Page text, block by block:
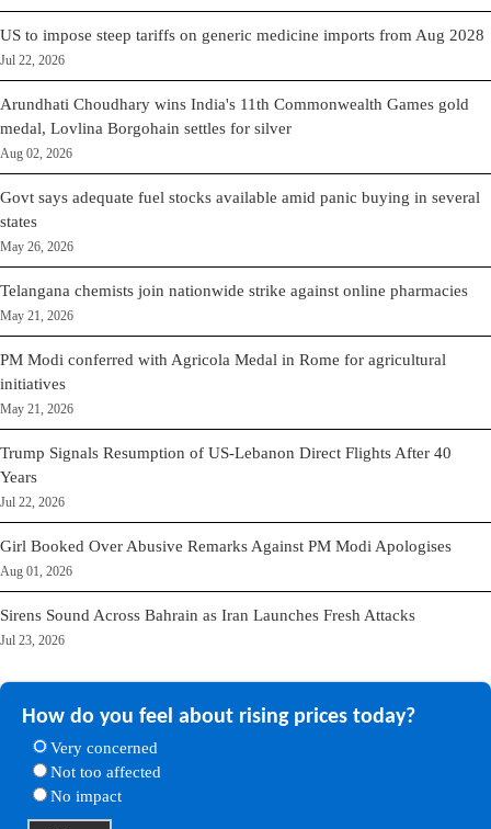
US to impose steep tariffs on generic medicine imports from Aug 2028
Jul 22, 2026
Arundhati Choudhary wins India's 11th Commonwealth Games gold
medal, Lovlina Borgohain settles for silver
Aug 02, 2026
Govt says adequate fuel stocks available amid panic buying in several
states
May 26, 2026
Telangana chemists join nationwide strike against online pharmacies
May 21, 2026
PM Modi conferred with Agricola Medal in Rome for agricultural
initiatives
May 21, 2026
Trump Signals Resumption of US-Lebanon Direct Flights After 40
Years
Jul 22, 2026
Girl Booked Over Abusive Remarks Against PM Modi Apologises
Aug 01, 2026
Sirens Sound Across Bahrain as Iran Launches Fresh Attacks
Jul 23, 2026
How do you feel about rising prices today?
Very concerned
Not too affected
No impact